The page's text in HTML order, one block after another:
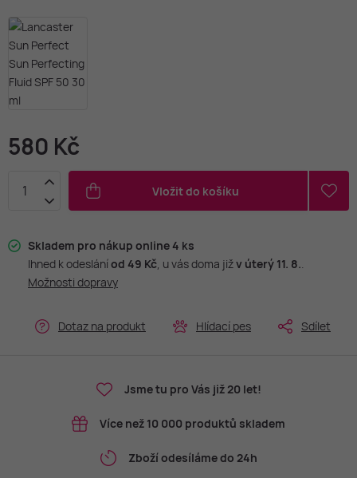
580 Kč
Vložit do košíku
Skladem pro nákup online 4 ks
Ihned k odesláníod 49 Kč, u vás doma jižv úterý 11. 8..
Možnosti dopravy
Dotaz na produkt Hlídací pes Sdílet
Jsme tu pro Vás již 20 let!
Více než 10 000 produktů skladem
Zboží odesíláme do 24h